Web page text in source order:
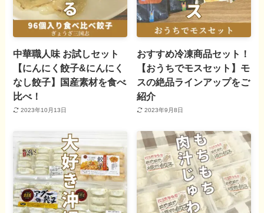
中華職人味 お試しセット
【にんにく餃子&にんにく
なし餃子】国産素材を食べ
比べ！
2023年10月13日
おすすめ冷凍商品セット！
【おうちでモスセット】モ
スの絶品ラインアップをご
紹介
2023年9月8日